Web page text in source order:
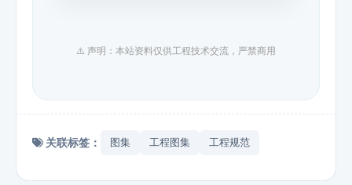
⚠️ 声明：本站资料仅供工程技术交流，严禁商用
关联标签： 图集 工程图集 工程规范